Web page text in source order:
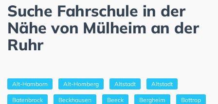
Suche Fahrschule in der
Nähe von Mülheim an der
Ruhr
Alt-Hamborn Alt-Homberg Altstadt Altstadt
Batenbrock Beckhausen Beeck Bergheim Bottrop